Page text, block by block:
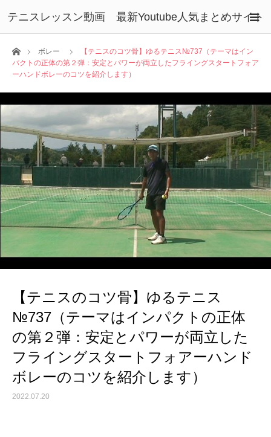
テニスレッスン動画 最新Youtube人気まとめサイト
ホームボレー
【テニスのコツ骨】ゆるテニス№737（テーマはイン
パクトの正体の第２弾：安定とパワーが両立したフライングスタートフォア
ーハンドボレーのコツを紹介します）
【テニスのコツ骨】ゆるテニス
№737（テーマはインパクトの正体
の第２弾：安定とパワーが両立した
フライングスタートフォアーハンド
ボレーのコツを紹介します）
2022.07.20